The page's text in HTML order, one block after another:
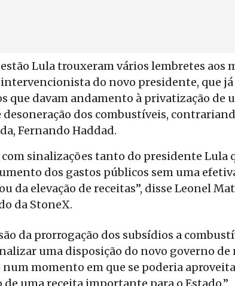
Lula trouxeram vários lembretes aos
do novo presidente, que
que davam andamento à privatização de
dos combustíveis,
Fernando Haddad.
com sinalizações tanto do presidente Lula
dos gastos públicos sem uma
da elevação de receitas”, disse Leonel
da StoneX.
da prorrogação dos subsídios a
uma disposição do novo governo de
momento em que se poderia